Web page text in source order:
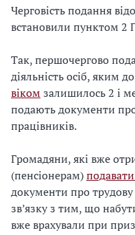
Черговість подання
встановили пунктом 2
Так, першочергово
діяльність осіб, яким
вікомзалишилось 2 і
подають документи
працівників.
Громадяни, які вже
(пенсіонерам)
документи про трудову
зв’язку з тим, що
вже врахували при